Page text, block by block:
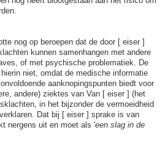
nog op beroepen dat de door [ eiser ]
kunnen samenhangen met andere
of met psychische problematiek. De
niet, omdat de medische informatie
aanknopingspunten biedt voor
andere) ziektes van Van [ eiser ] (het
in het bijzonder de vermoeidheid
Dat bij [ eiser ] sprake is van
nergens uit en moet als 'een slag in de